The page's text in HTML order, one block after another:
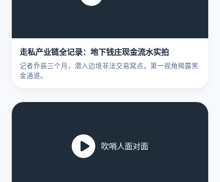
走私产业链全记录：地下钱庄现金流水实拍
记者乔装三个月，潜入边境非法交易窝点，第一视角揭露黑
金通道。
吹哨人面对面